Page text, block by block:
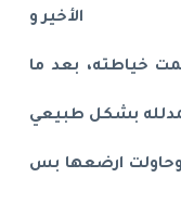
الأخير و
خياطته، بعد ما
بشكل طبيعي
ارضعها بس